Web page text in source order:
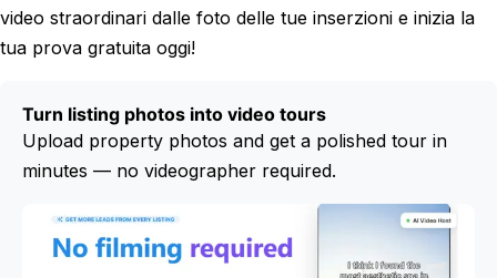
video straordinari dalle foto delle tue inserzioni e inizia la
tua prova gratuita oggi!
Turn listing photos into video tours
Upload property photos and get a polished tour in
minutes — no videographer required.